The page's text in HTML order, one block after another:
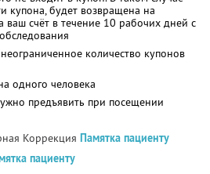
купона, будет возвращена на
ваш счёт в течение 10 рабочих дней с
количество купонов
одного человека
предъявить при посещении
Коррекция Памятка пациенту
пациенту